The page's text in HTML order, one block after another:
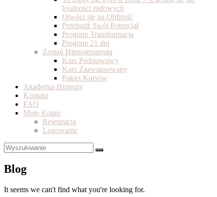
lojalności rodowych
Otwórz się na Obfitość
Przebudź Swój Potencjał
Program Transformacja
Program 21 dni
Zostań Hipnoterapeutą
Kurs Podstawowy
Kurs Zaawansowany
Pakiet Kursów
Akademia Hipnozy
Kontakt
FAQ
Moje Konto
Rejestracja
Logowanie
Blog
It seems we can't find what you're looking for.